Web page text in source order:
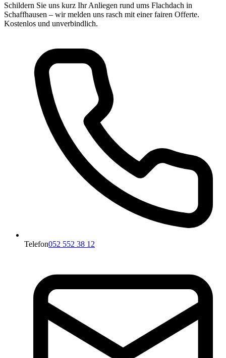
Schildern Sie uns kurz Ihr Anliegen rund ums Flachdach in
Schaffhausen – wir melden uns rasch mit einer fairen Offerte.
Kostenlos und unverbindlich.
Telefon052 552 38 12